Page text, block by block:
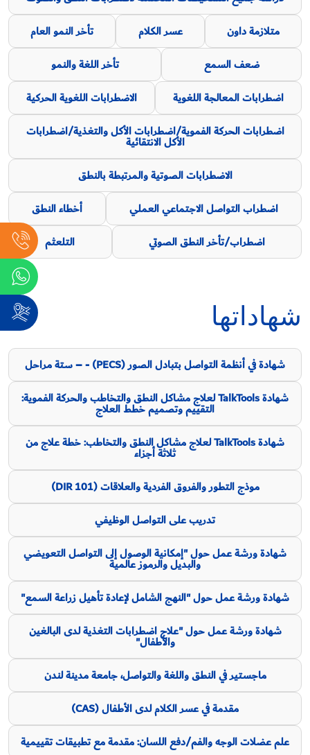
متلازمة داون
عسر الكلام
تأخر النمو العام
ضعف السمع
تأخر اللغة والنمو
اضطرابات المعالجة اللغوية
الاضطرابات اللغوية الحركية
اضطرابات الحركة الفموية/اضطرابات الأكل والتغذية/اضطرابات
الأكل الانتقائية
الاضطرابات الصوتية والمرتبطة بالنطق
اضطراب التواصل الاجتماعي العملي
أخطاء النطق
اضطراب/تأخر النطق الصوتي
التلعثم
شهاداتها
شهادة في أنظمة التواصل بتبادل الصور (PECS) - – ستة مراحل
شهادة TalkTools لعلاج مشاكل النطق والتخاطب والحركة الفموية:
التقييم وتصميم خطط العلاج
شهادة TalkTools لعلاج مشاكل النطق والتخاطب: خطة علاج من
ثلاثة أجزاء
موذج التطور والفروق الفردية والعلاقات (DIR 101)
تدريب على التواصل الوظيفي
شهادة ورشة عمل حول "إمكانية الوصول إلى التواصل التعويضي
والبديل والرموز عالمية
شهادة ورشة عمل حول "النهج الشامل لإعادة تأهيل زراعة السمع"
شهادة ورشة عمل حول "علاج اضطرابات التغذية لدى البالغين
والأطفال"
ماجستير في النطق واللغة والتواصل، جامعة مدينة لندن
مقدمة في عسر الكلام لدى الأطفال (CAS)
علم عضلات الوجه والفم/دفع اللسان: مقدمة مع تطبيقات تقييمية